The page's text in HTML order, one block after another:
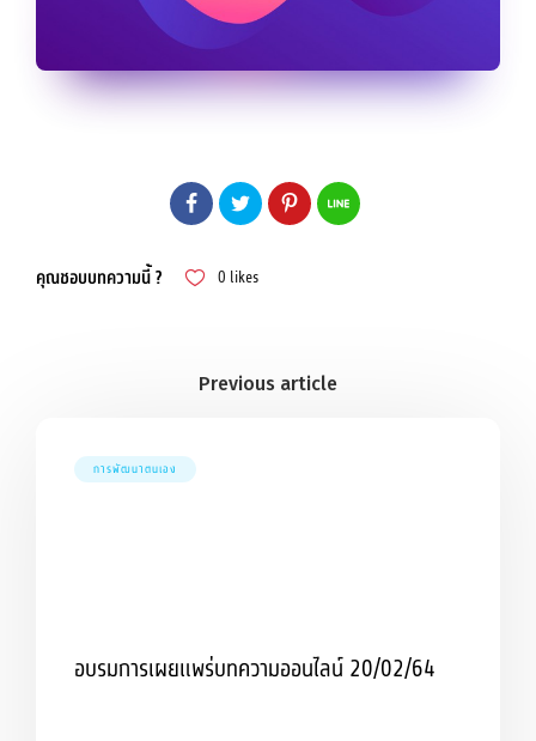
คุณชอบบทความนี้ ? 0 likes
การพัฒนาตนเอง
อบรมการเผยแพร่บทความออนไลน์ 20/02/64